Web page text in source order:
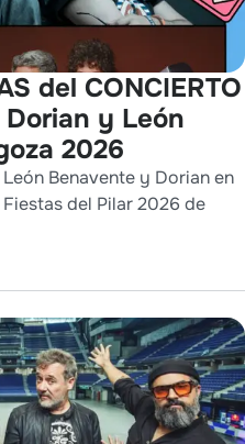
del CONCIERTO
y León
2026
Benavente y Dorian en
del Pilar 2026 de